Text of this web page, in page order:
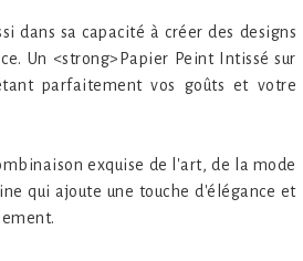
dans sa capacité à créer des designs
Un <strong>Papier Peint Intissé sur
parfaitement vos goûts et votre
exquise de l'art, de la mode
qui ajoute une touche d'élégance et